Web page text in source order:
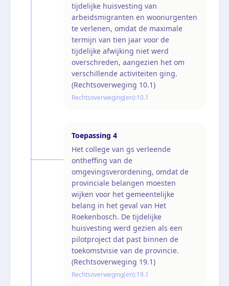
tijdelijke huisvesting van
arbeidsmigranten en woonurgenten
te verlenen, omdat de maximale
termijn van tien jaar voor de
tijdelijke afwijking niet werd
overschreden, aangezien het om
verschillende activiteiten ging.
(Rechtsoverweging 10.1)
Rechtsoverweging(en):10.1
Toepassing 4
Het college van gs verleende
ontheffing van de
omgevingsverordening, omdat de
provinciale belangen moesten
wijken voor het gemeentelijke
belang in het geval van Het
Roekenbosch. De tijdelijke
huisvesting werd gezien als een
pilotproject dat past binnen de
toekomstvisie van de provincie.
(Rechtsoverweging 19.1)
Rechtsoverweging(en):19.1